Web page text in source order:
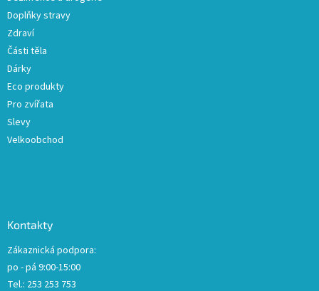
Doplňky stravy
Zdraví
Části těla
Dárky
Eco produkty
Pro zvířata
Slevy
Velkoobchod
Kontakty
Zákaznická podpora:
po - pá 9:00-15:00
Tel.: 253 253 753